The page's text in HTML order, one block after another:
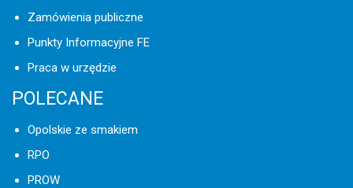
Zamówienia publiczne
Punkty Informacyjne FE
Praca w urzędzie
POLECANE
Opolskie ze smakiem
RPO
PROW